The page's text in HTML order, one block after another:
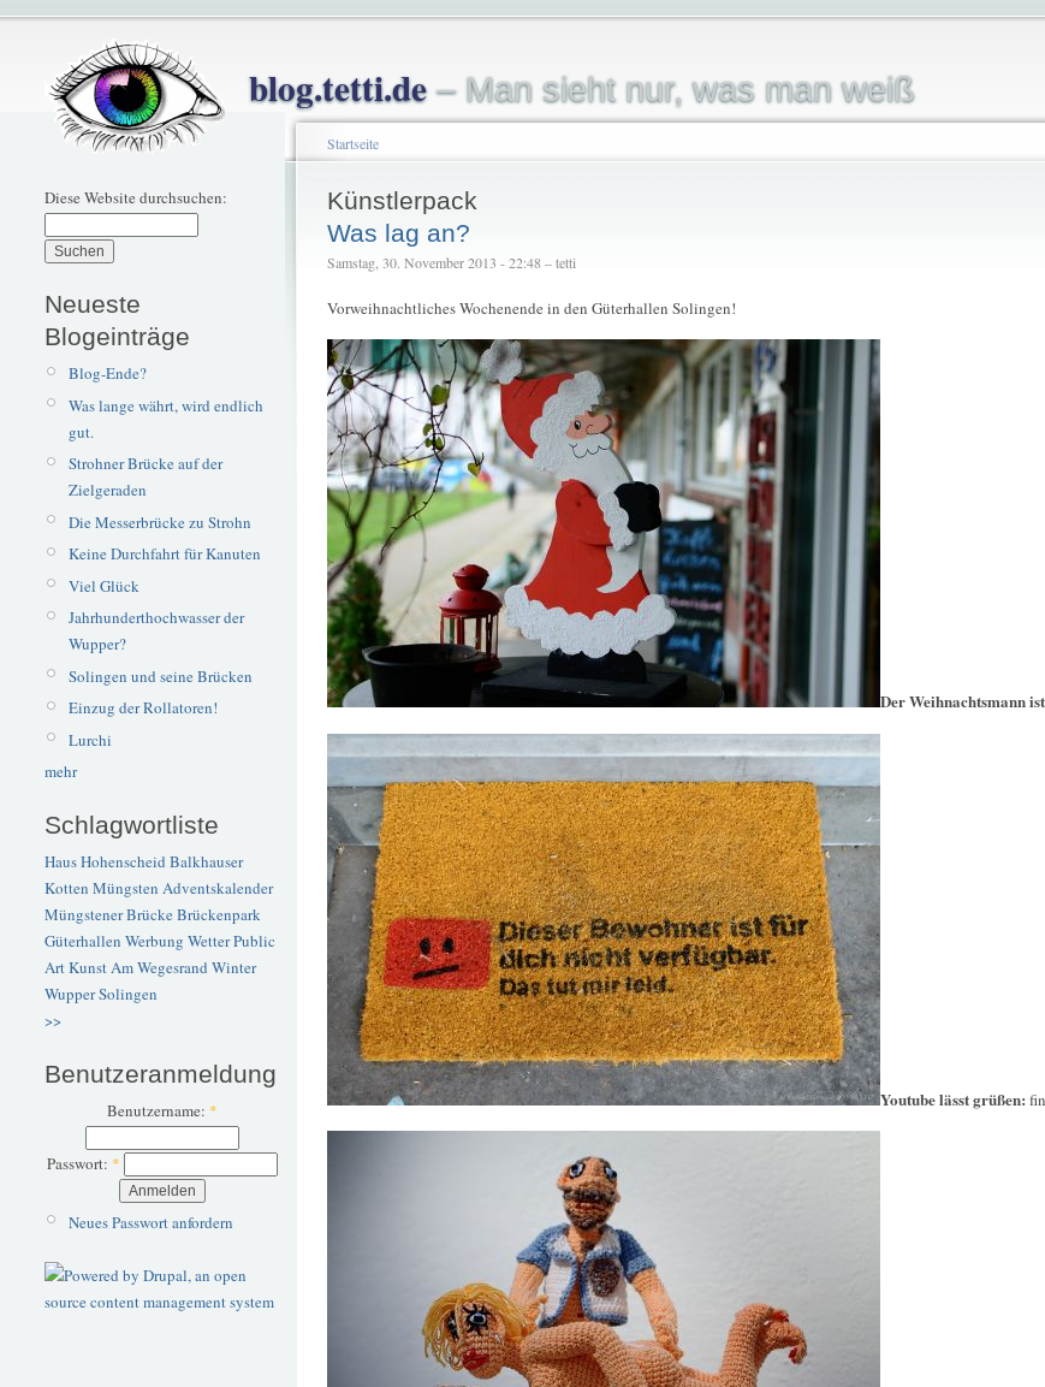
blog.tetti.de– Man sieht nur, was man weiß
Diese Website durchsuchen:
Neueste
Blogeinträge
Blog-Ende?
Was lange währt, wird endlich
gut.
Strohner Brücke auf der
Zielgeraden
Die Messerbrücke zu Strohn
Keine Durchfahrt für Kanuten
Viel Glück
Jahrhunderthochwasser der
Wupper?
Solingen und seine Brücken
Einzug der Rollatoren!
Lurchi
mehr
Schlagwortliste
Haus Hohenscheid Balkhauser
Kotten Müngsten Adventskalender
Müngstener BrückeBrückenpark
Güterhallen Werbung WetterPublic
ArtKunstAm Wegesrand Winter
WupperSolingen
>>
Benutzeranmeldung
Benutzername: *
Passwort: *
Neues Passwort anfordern
Startseite
Künstlerpack
Was lag an?
Samstag, 30. November 2013 - 22:48 – tetti
Vorweihnachtliches Wochenende in den Güterhallen Solingen!
Der Weihnachtsmann
Youtube lässt grüßen: